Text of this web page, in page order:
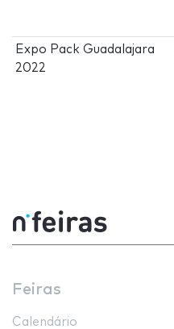
Expo Pack Guadalajara
2022
Feiras
Calendário